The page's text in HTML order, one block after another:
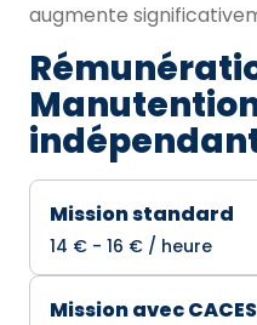
augmente
Mission standard
14 € - 16 € / heure
Mission avec CACES